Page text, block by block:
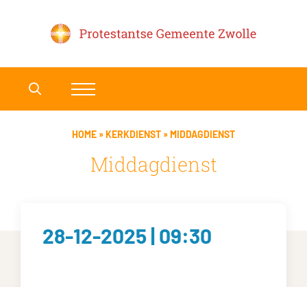
HOME »KERKDIENST »MIDDAGDIENST
Middagdienst
28-12-2025 | 09:30